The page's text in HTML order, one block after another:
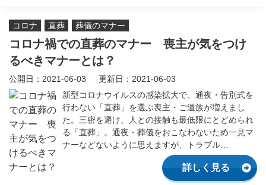
葬儀 終活
家族葬 火葬式
一日葬 供養
家族葬のマナー 家族葬の流れ
コロナ 直葬 葬儀のマナー
公開日：2021-06-03 更新日：2021-06-03
コロナ禍での直葬のマナー 喪主が気をつけ
るべきマナーとは？
新型コロナウイルスの感染拡大で、通夜・告別式を
行わない「直葬」を選ぶ喪主・ご遺族が増えまし
た。三密を避け、人との接触も最低限にとどめられ
る「直葬」。通夜・葬儀をおこなわないため一見マ
ナーなどないように思えますが、トラブル…
詳しく見る